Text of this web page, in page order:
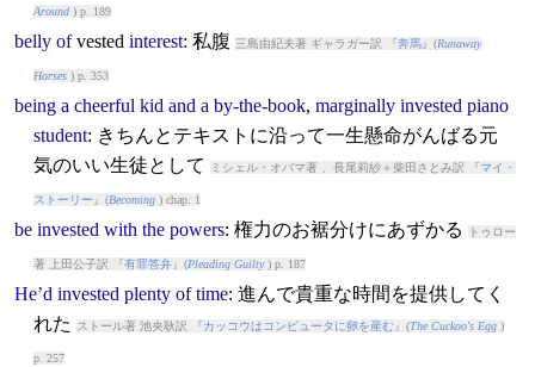
Around) p. 189
belly of vested interest: 私腹 三島由紀夫著 ギャラガー訳 『奔馬』(Runaway
Horses) p. 353
being a cheerful kid and a by-the-book, marginally invested piano
student: きちんとテキストに沿って一生懸命がんばる元
気のいい生徒として
ミシェル・オバマ著 、長尾莉紗＋柴田さとみ訳 『マイ・
ストーリー 』(Becoming) chap. 1
be invested with the powers: 権力のお裾分けにあずかる トゥロー
著 上田公子訳 『有罪答弁』(Pleading Guilty) p. 187
He’d invested plenty of time: 進んで貴重な時間を提供してく
れた
ストール著 池央耿訳 『カッコウはコンピュータに卵を産む』(The Cuckoo's Egg)
p. 257